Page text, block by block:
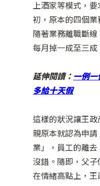
上酒家等模式，
初，原本的四個
隨著業務離職斷線
每月掉一成至三成
延伸閱讀： 一例
多給十天假
這樣的狀況讓王
親原本就認為申
業」，員工的離
沒錯。隨即，父子
在情緒高點上，